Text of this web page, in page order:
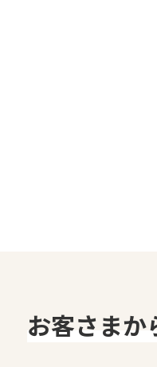
お客さまか